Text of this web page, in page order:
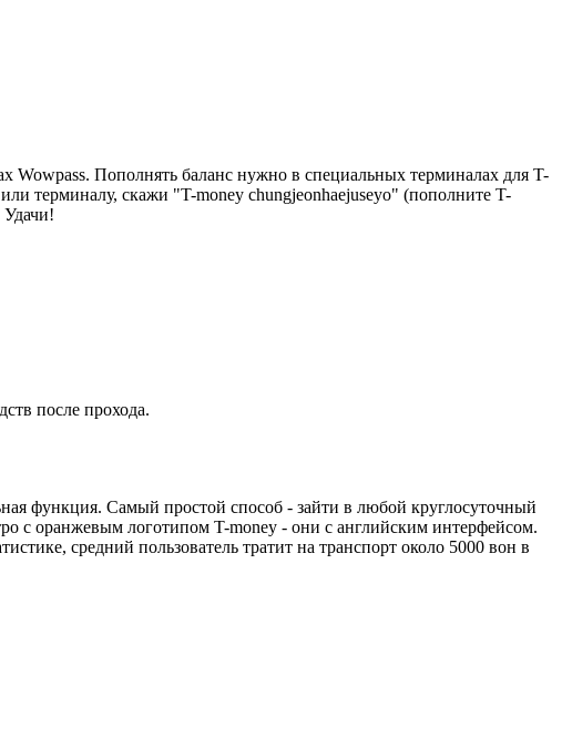
Wowpass. Пополнять баланс нужно в специальных терминалах для T-
терминалу, скажи "T-money chungjeonhaejuseyo" (пополните T-
после прохода.
функция. Самый простой способ - зайти в любой круглосуточный
с оранжевым логотипом T-money - они с английским интерфейсом.
средний пользователь тратит на транспорт около 5000 вон в